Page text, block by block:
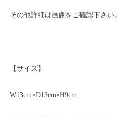
その他詳細は画像をご確認下さい。
【サイズ】
W13cm×D13cm×H9cm